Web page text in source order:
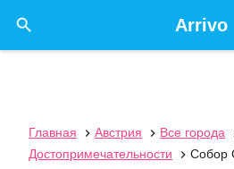
Arrivo

Главная  Австрия  Все города
Достопримечательности
 Собор